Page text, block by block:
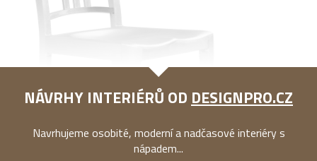
NÁVRHY INTERIÉRŮ OD DESIGNPRO.CZ
Navrhujeme osobité, moderní a nadčasové interiéry s
nápadem...